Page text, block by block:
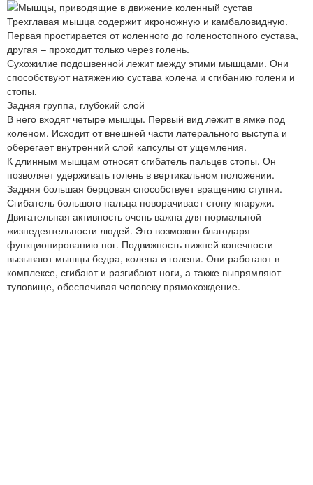
Трехглавая мышца содержит икроножную и камбаловидную.
Первая простирается от коленного до голеностопного сустава,
другая – проходит только через голень.
Сухожилие подошвенной лежит между этими мышцами. Они
способствуют натяжению сустава колена и сгибанию голени и
стопы.
Задняя группа, глубокий слой
В него входят четыре мышцы. Первый вид лежит в ямке под
коленом. Исходит от внешней части латерального выступа и
оберегает внутренний слой капсулы от ущемления.
К длинным мышцам относят сгибатель пальцев стопы. Он
позволяет удерживать голень в вертикальном положении.
Задняя большая берцовая способствует вращению ступни.
Сгибатель большого пальца поворачивает стопу кнаружи.
Двигательная активность очень важна для нормальной
жизнедеятельности людей. Это возможно благодаря
функционированию ног. Подвижность нижней конечности
вызывают мышцы бедра, колена и голени. Они работают в
комплексе, сгибают и разгибают ноги, а также выпрямляют
туловище, обеспечивая человеку прямохождение.